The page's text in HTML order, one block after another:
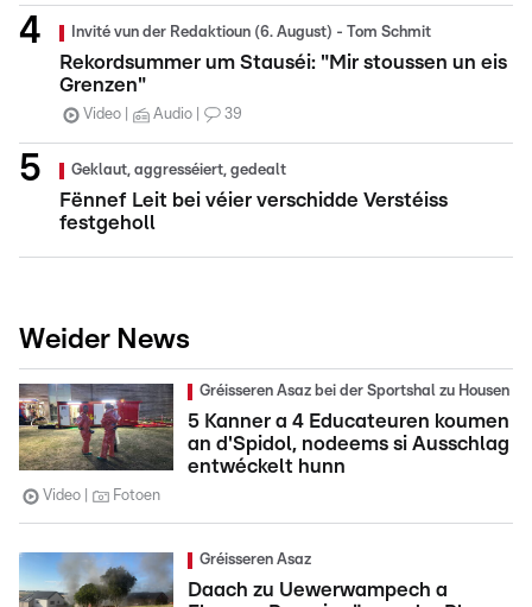
Invité vun der Redaktioun (6. August) - Tom Schmit
Rekordsummer um Stauséi: "Mir stoussen un eis
Grenzen"
Video Audio 39
Geklaut, aggresséiert, gedealt
Fënnef Leit bei véier verschidde Verstéiss
festgeholl
Weider News
Gréisseren Asaz bei der Sportshal zu Housen
5 Kanner a 4 Educateuren koumen
an d'Spidol, nodeems si Ausschlag
entwéckelt hunn
Video Fotoen
Gréisseren Asaz
Daach zu Uewerwampech a